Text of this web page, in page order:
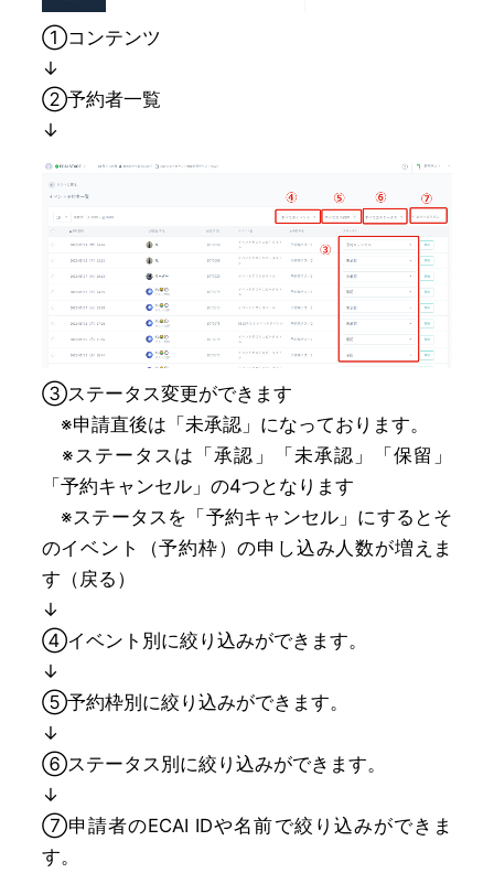
①コンテンツ
↓
②予約者一覧
↓
➂ステータス変更ができます
※申請直後は「未承認」になっております。
※ステータスは「承認」「未承認」「保留」
「予約キャンセル」の4つとなります
※ステータスを「予約キャンセル」にするとそ
のイベント（予約枠）の申し込み人数が増えま
す（戻る）
↓
④イベント別に絞り込みができます。
↓
⑤予約枠別に絞り込みができます。
↓
⑥ステータス別に絞り込みができます。
↓
⑦申請者のECAI IDや名前で絞り込みができま
す。